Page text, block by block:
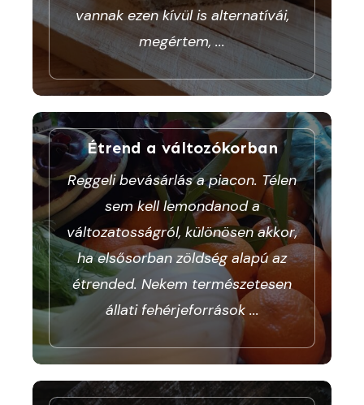
vannak ezen kívül is alternatívái,
megértem,...
Étrend a változókorban
Reggeli bevásárlás a piacon. Télen
sem kell lemondanod a
változatosságról, különösen akkor,
ha elsősorban zöldség alapú az
étrended. Nekem természetesen
állati fehérjeforrások ...